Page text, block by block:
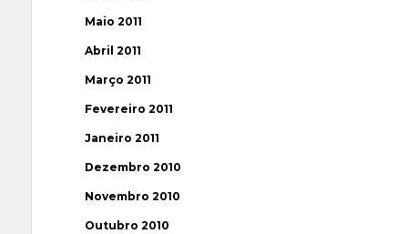
Maio 2011
Abril 2011
Março 2011
Fevereiro 2011
Janeiro 2011
Dezembro 2010
Novembro 2010
Outubro 2010